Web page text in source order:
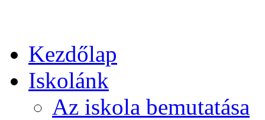
Kezdőlap
Iskolánk
Az iskola bemutatása